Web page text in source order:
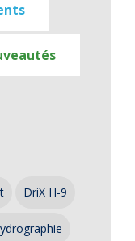
DriX H-9